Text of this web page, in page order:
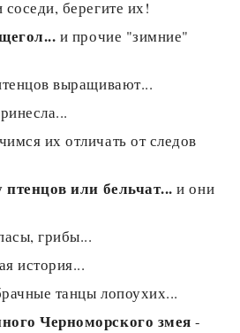
берегите их!
и прочие "зимние"
выращивают...
их отличать от следов
птенцов или бельчат... и они
грибы...
история...
танцы лопоухих...
Черноморского змея -